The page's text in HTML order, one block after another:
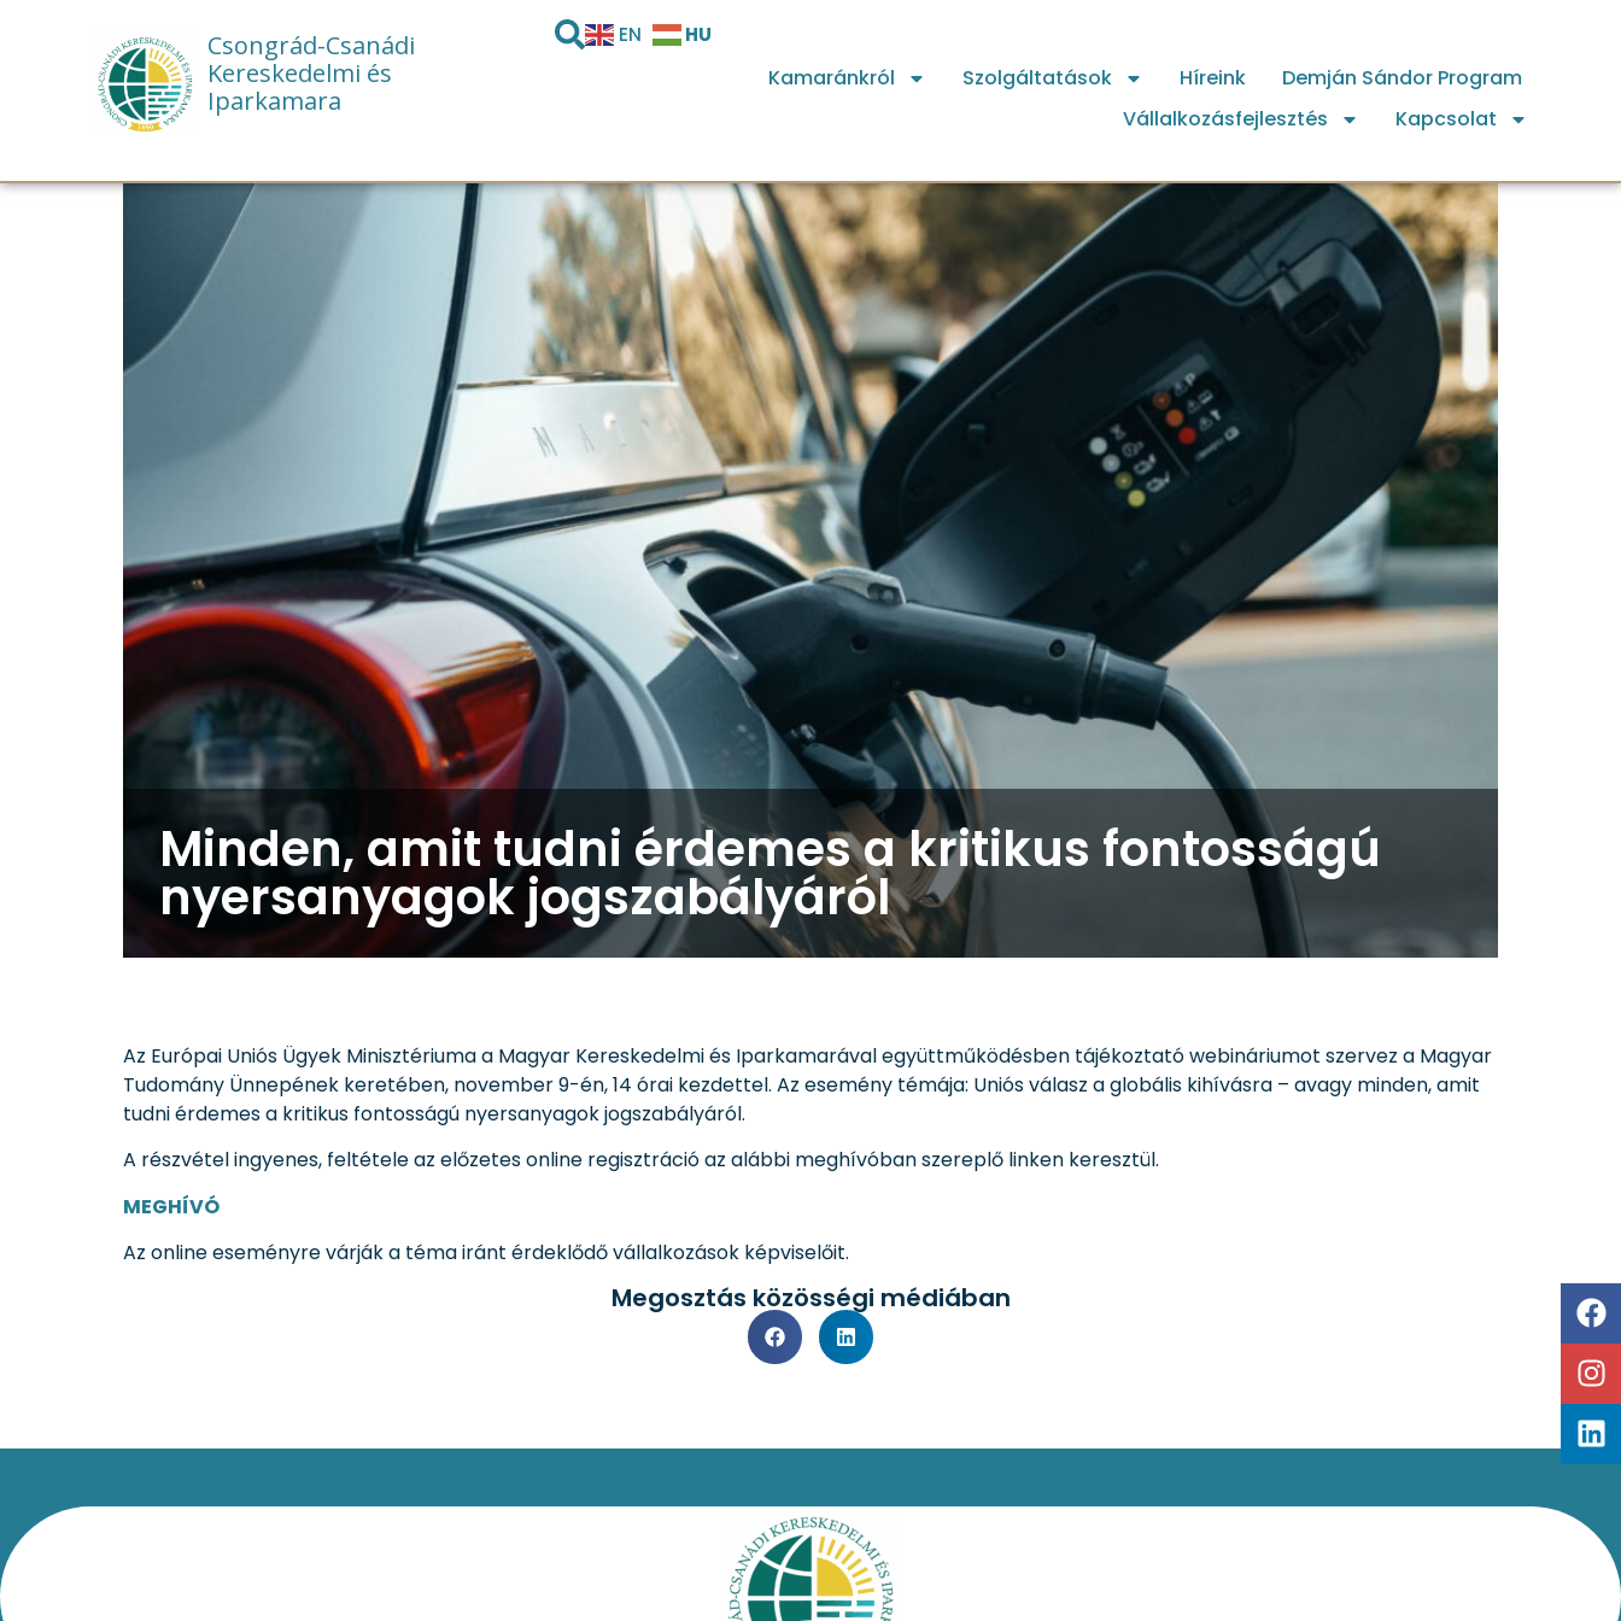
Csongrád-Csanádi
Kereskedelmi és
Iparkamara
EN HU
Kamaránkról Szolgáltatások Híreink
Demján Sándor Program
Vállalkozásfejlesztés
Kapcsolat
Minden, amit tudni érdemes a kritikus fontosságú
nyersanyagok jogszabályáról
Az Európai Uniós Ügyek Minisztériuma a Magyar Kereskedelmi és Iparkamarával együttműködésben tájékoztató webináriumot szervez a Magyar
Tudomány Ünnepének keretében, november 9-én, 14 órai kezdettel. Az esemény témája: Uniós válasz a globális kihívásra – avagy minden, amit
tudni érdemes a kritikus fontosságú nyersanyagok jogszabályáról.
A részvétel ingyenes, feltétele az előzetes online regisztráció az alábbi meghívóban szereplő linken keresztül.
MEGHÍVÓ
Az online eseményre várják a téma iránt érdeklődő vállalkozások képviselőit.
Megosztás közösségi médiában